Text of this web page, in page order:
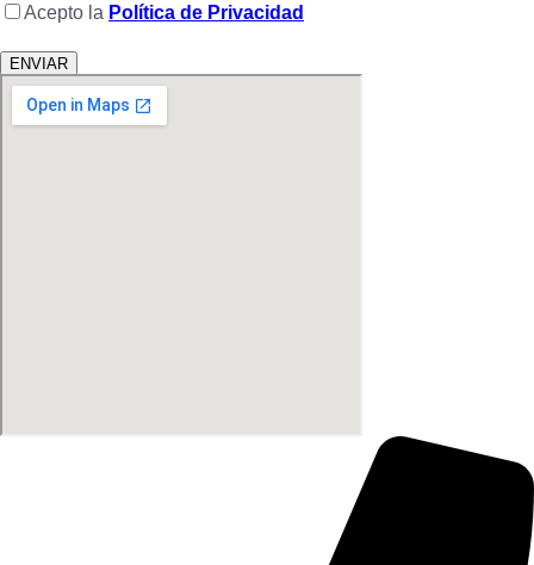
Acepto la Política de Privacidad